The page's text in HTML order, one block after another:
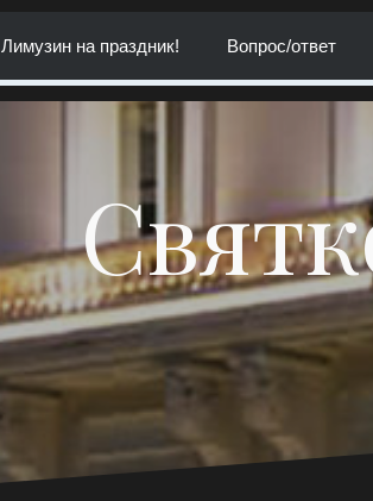
Лимузин на праздник! Вопрос/ответ